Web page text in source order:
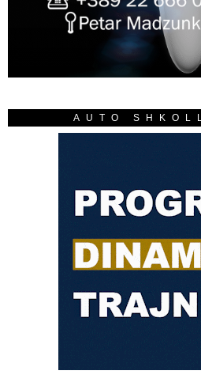
AUTO